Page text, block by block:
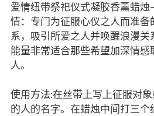
爱情纽带祭祀仪式凝胶香薰蜡
情：专门为征服心仪之人而准备
系，吸引所爱之人并唤醒浪漫
能量非常适合那些希望加深情
人。
使用方法:在丝带上写上征服对
的人的名字。在蜡烛中间打三个